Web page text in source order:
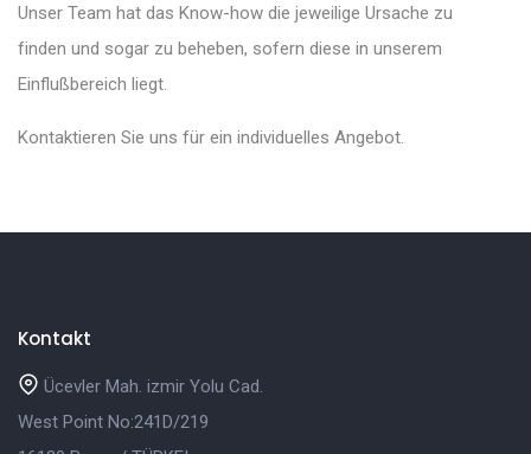
Unser Team hat das Know-how die jeweilige Ursache zu
finden und sogar zu beheben, sofern diese in unserem
Einflußbereich liegt.
Kontaktieren Sie uns für ein individuelles Angebot.
Kontakt
Ücevler Mah. izmir Yolu Cad.
West Point No:241D/219